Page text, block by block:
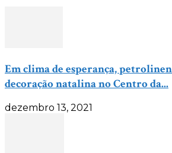
Em clima de esperança,
decoração natalina no Centro da...
dezembro 13, 2021